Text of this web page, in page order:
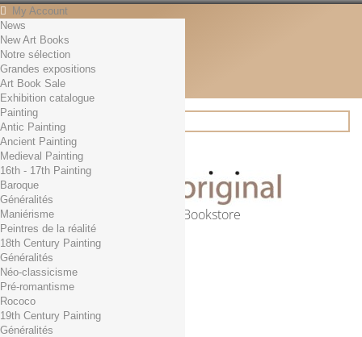
My Account
Contact
English
English
Français
News
Search
Online Art Bookstore
Cart (empty)
No products
Free shipping!
0,00 € Total
Check out
News
New Art Books
Notre sélection
Grandes expositions
Art Book Sale
Exhibition catalogue
Painting
Antic Painting
Ancient Painting
Medieval Painting
16th - 17th Painting
Baroque
Généralités
Maniérisme
Peintres de la réalité
18th Century Painting
Généralités
Néo-classicisme
Pré-romantisme
Rococo
19th Century Painting
Généralités